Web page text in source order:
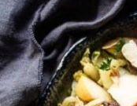
gehaktballetjes